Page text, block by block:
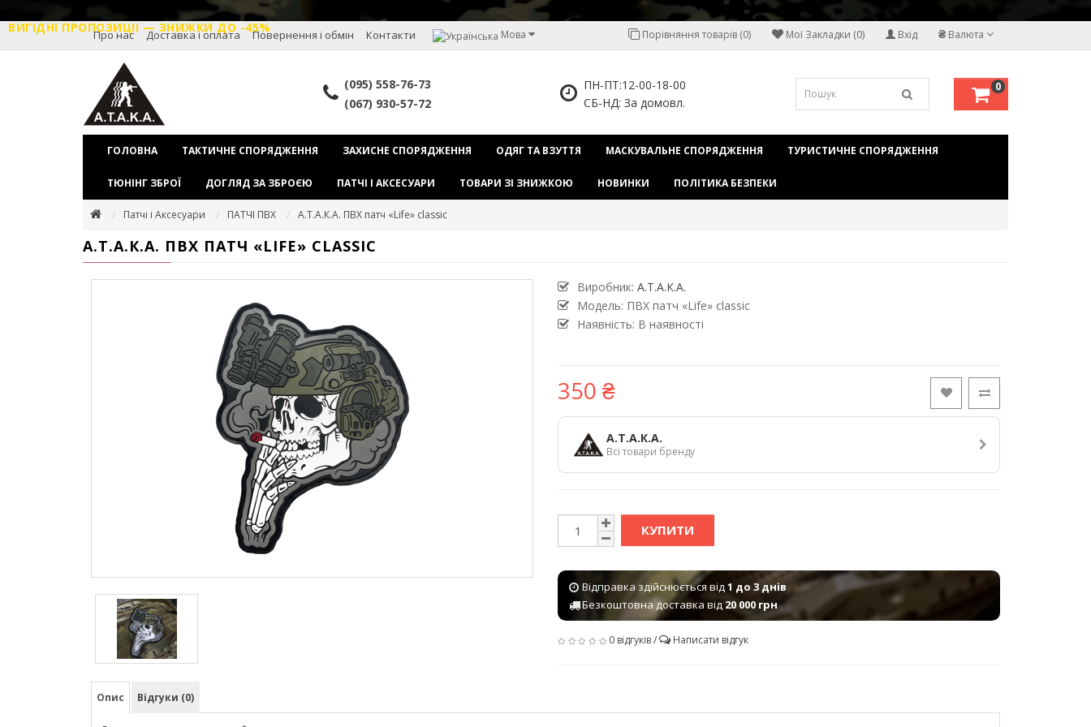
ВИГІДНІ ПРОПОЗИЦІІ — ЗНИЖКИ ДО -45%
Про нас Доставка і оплата Повернення і обмін Контакти ₴ Валюта
Мова Вхід
Мої Закладки (0)
Порівняння товарів (0)
(095) 558-76-73
(067) 930-57-72
ПН-ПТ:12-00-18-00
СБ-НД: За домовл.
0
ГОЛОВНА ТАКТИЧНЕ СПОРЯДЖЕННЯ ЗАХИСНЕ СПОРЯДЖЕННЯ ОДЯГ ТА ВЗУТТЯ МАСКУВАЛЬНЕ СПОРЯДЖЕННЯ ТУРИСТИЧНЕ СПОРЯДЖЕННЯ
ТЮНІНГ ЗБРОЇ ДОГЛЯД ЗА ЗБРОЄЮ ПАТЧІ І АКСЕСУАРИ ТОВАРИ ЗІ ЗНИЖКОЮ НОВИНКИ ПОЛІТИКА БЕЗПЕКИ
Патчі і Аксесуари ПАТЧІ ПВХ А.Т.А.К.А. ПВХ патч «Life» classic
А.Т.А.К.А. ПВХ ПАТЧ «LIFE» CLASSIC
Виробник: А.Т.А.К.А.
Модель: ПВХ патч «Life» classic
Наявність: В наявності
350 ₴
А.Т.А.К.А.
Всі товари бренду
КУПИТИ
Відправка здійснюється від1 до 3 днів
Безкоштовна доставка від 20 000 грн
0 відгуків/ Написати відгук
Опис Відгуки (0)